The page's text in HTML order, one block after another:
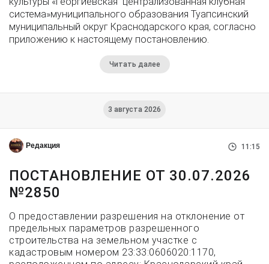
система»муниципального образования Туапсинский
муниципальный округ Краснодарского края, согласно
приложению к настоящему постановлению.
Читать далее
3 августа 2026
Редакция 11:15
ПОСТАНОВЛЕНИЕ ОТ 30.07.2026
№2850
О предоставлении разрешения на отклонение от
предельных параметров разрешенного
строительства на земельном участке с
кадастровым номером 23:33:0606020:1170,